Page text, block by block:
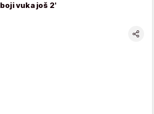
boji vuka još 2'